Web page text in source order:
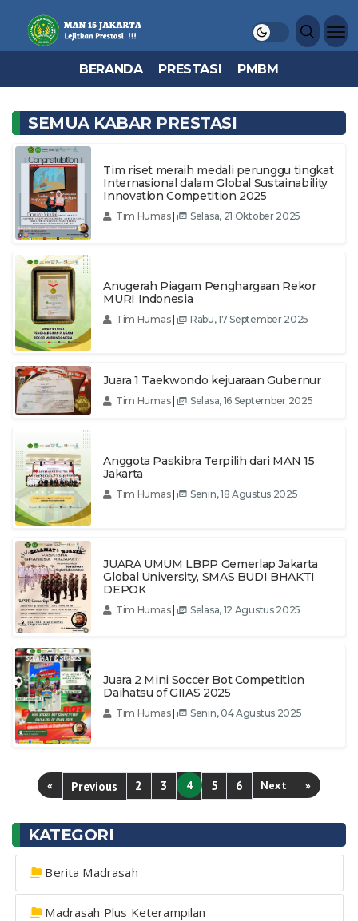
BERANDA PRESTASI PMBM
SEMUA KABAR PRESTASI
Tim riset meraih medali perunggu tingkat
Internasional dalam Global Sustainability
Innovation Competition 2025
Tim Humas Selasa, 21 Oktober 2025
Anugerah Piagam Penghargaan Rekor
MURI Indonesia
Tim Humas Rabu, 17 September 2025
Juara 1 Taekwondo kejuaraan Gubernur
Tim Humas Selasa, 16 September 2025
Anggota Paskibra Terpilih dari MAN 15
Jakarta
Tim Humas Senin, 18 Agustus 2025
JUARA UMUM LBPP Gemerlap Jakarta
Global University, SMAS BUDI BHAKTI
DEPOK
Tim Humas Selasa, 12 Agustus 2025
Juara 2 Mini Soccer Bot Competition
Daihatsu of GIIAS 2025
Tim Humas Senin, 04 Agustus 2025
« Previous 2 3 4 5 6 Next »
KATEGORI
Berita Madrasah
Madrasah Plus Keterampilan